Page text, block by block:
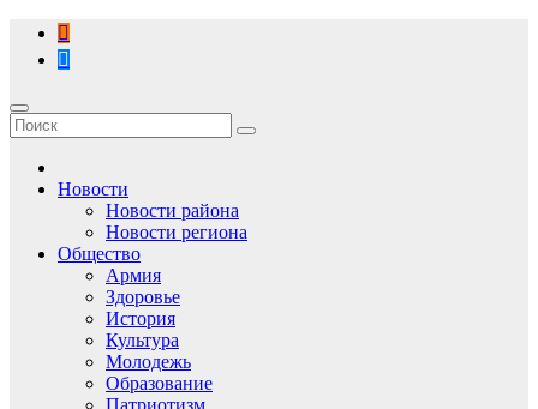
Перейти
содержимому
Новости
Новости района
Новости региона
Общество
Армия
Здоровье
История
Культура
Молодежь
Образование
Патриотизм